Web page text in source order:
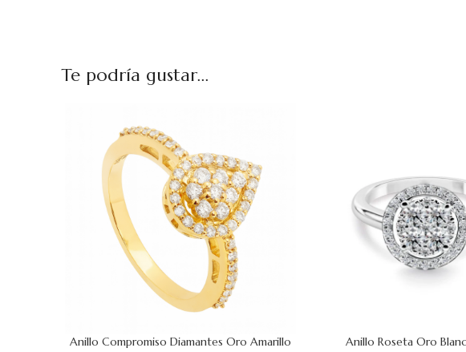
Te podría gustar...
AÑADIR AL CARRITO
Anillo Compromiso Diamantes Oro Amarillo
AÑADIR AL CARRITO
Anillo Roseta Oro